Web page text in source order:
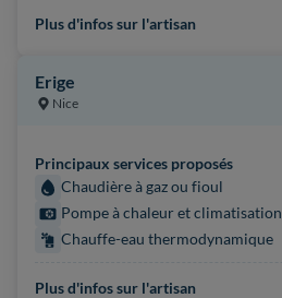
Plus d'infos sur l'artisan
Erige
Nice
Principaux services proposés
Chaudière à gaz ou fioul
Pompe à chaleur et climatisation
Chauffe-eau thermodynamique
Plus d'infos sur l'artisan